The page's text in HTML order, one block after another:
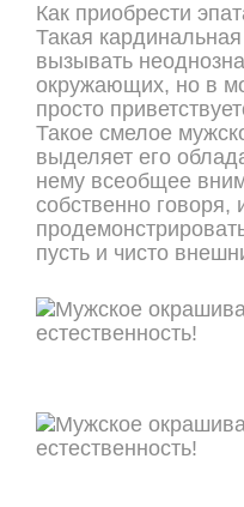
Как приобрести
Такая
вызывать
окружающих, но в
просто
Такое смелое
выделяет его
нему всеобщее
собственно
пусть и чисто